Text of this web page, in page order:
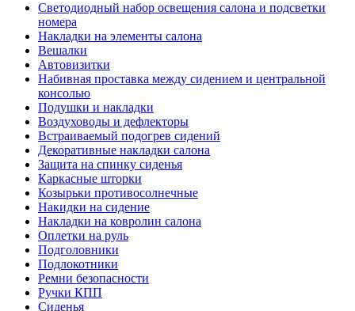
Светодиодный набор освещения салона и подсветки
номера
Накладки на элементы салона
Вешалки
Автовизитки
Набивная проставка между сидением и центральной
консолью
Подушки и накладки
Воздуховоды и дефлекторы
Встраиваемый подогрев сидений
Декоративные накладки салона
Защита на спинку сиденья
Каркасные шторки
Козырьки противосолнечные
Накидки на сидение
Накладки на ковролин салона
Оплетки на руль
Подголовники
Подлокотники
Ремни безопасности
Ручки КПП
Сиденья